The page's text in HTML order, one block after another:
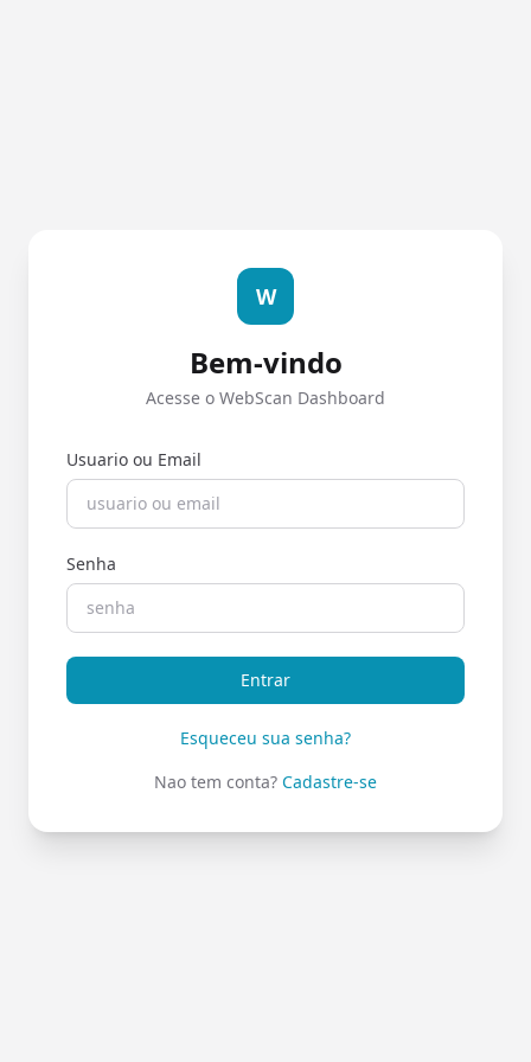
W
Bem-vindo
Acesse o WebScan Dashboard
Usuario ou Email
Senha
Entrar
Esqueceu sua senha?
Nao tem conta? Cadastre-se